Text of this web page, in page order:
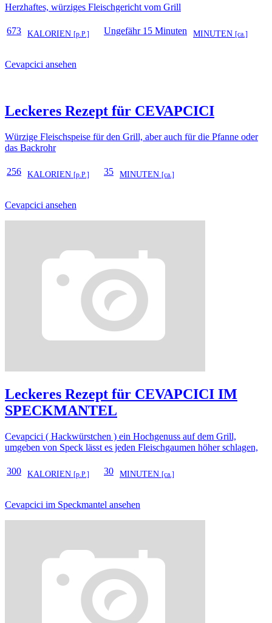
Herzhaftes, würziges Fleischgericht vom Grill
673 KALORIEN [p.P.] Ungefähr 15 Minuten MINUTEN [ca.]
Cevapcici ansehen
Leckeres Rezept für CEVAPCICI
Würzige Fleischspeise für den Grill, aber auch für die Pfanne oder
das Backrohr
256 KALORIEN [p.P.] 35 MINUTEN [ca.]
Cevapcici ansehen
Leckeres Rezept für CEVAPCICI IM
SPECKMANTEL
Cevapcici ( Hackwürstchen ) ein Hochgenuss auf dem Grill,
umgeben von Speck lässt es jeden Fleischgaumen höher schlagen,
300 KALORIEN [p.P.] 30 MINUTEN [ca.]
Cevapcici im Speckmantel ansehen